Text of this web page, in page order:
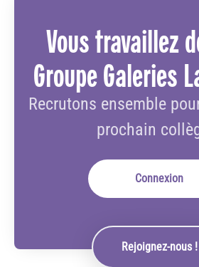
Rejoignez-nous !
Vous travaillez
Groupe Galeries
Recrutons ensemble
prochain
Connexion